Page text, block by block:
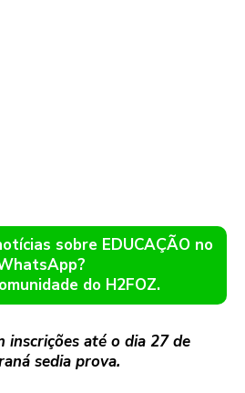
sobre EDUCAÇÃO no
do H2FOZ.
inscrições até o dia 27 de
sedia prova.